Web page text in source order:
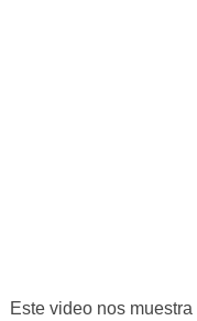
Este video nos